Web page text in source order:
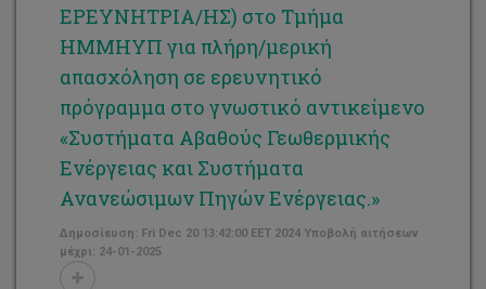
ΕΡΕΥΝΗΤΡΙΑ/ΗΣ) στο Τμήμα
ΗΜΜΗΥΠ για πλήρη/μερική
απασχόληση σε ερευνητικό
πρόγραμμα στο γνωστικό αντικείμενο
«Συστήματα Αβαθούς Γεωθερμικής
Ενέργειας και Συστήματα
Ανανεώσιμων Πηγών Ενέργειας.»
Δημοσίευση: Fri Dec 20 13:42:00 EET 2024 Υποβολή αιτήσεων
μέχρι: 24-01-2025